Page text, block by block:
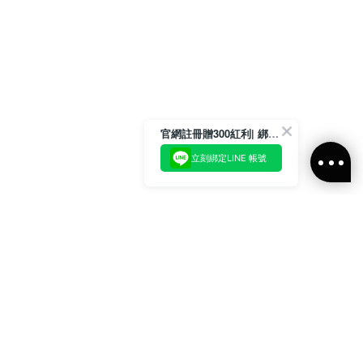
官網註冊贈300紅利| 綁定LINE再領取專屬優惠
立刻綁定LINE 帳號